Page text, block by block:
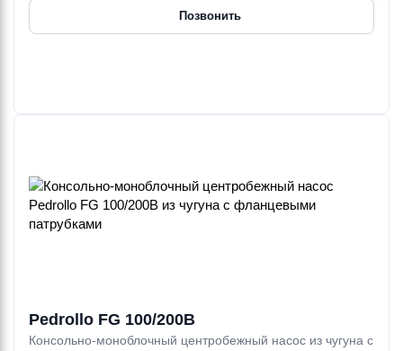
Позвонить
Pedrollo FG 100/200B
Консольно-моноблочный центробежный насос из чугуна с